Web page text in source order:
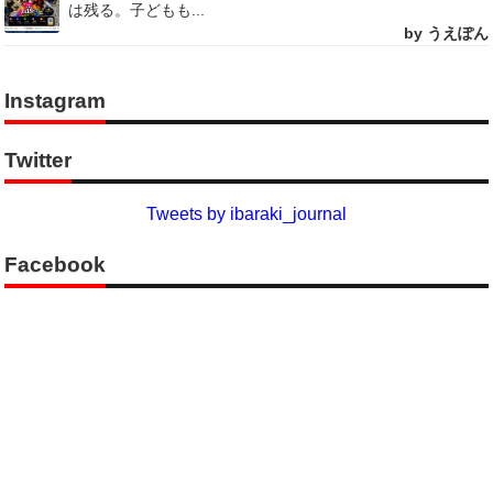
は残る。子どもも...
by うえぽん
Instagram
Twitter
Tweets by ibaraki_journal
Facebook